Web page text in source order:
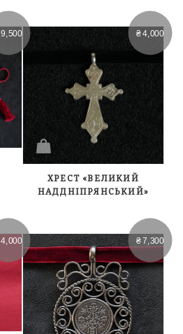
9,500 ₴4,000
ХРЕСТ «ВЕЛИКИЙ
НАДДНІПРЯНСЬКИЙ»
4,000 ₴7,300